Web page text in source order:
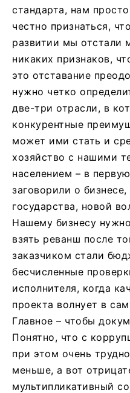
стандарта, нам
честно признаться,
развитии мы отстали
никаких признаков,
это отставание
нужно четко
две-три отрасли, в
конкурентные
может ими стать и
хозяйство с нашими
населением – в
заговорили о
государства, новой
Нашему бизнесу
взять реванш после
заказчиком стали
бесчисленные
исполнителя, когда
проекта волнует в
Главное – чтобы
Понятно, что с
при этом очень
меньше, а вот
мультипликативный